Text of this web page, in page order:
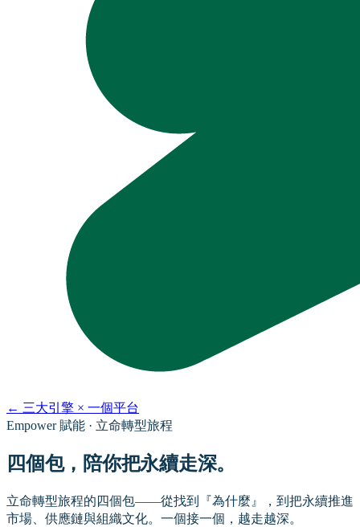
← 三大引擎 × 一個平台
Empower 賦能 · 立命轉型旅程
四個包，陪你把永續走深。
立命轉型旅程的四個包——從找到『為什麼』，到把永續推進
市場、供應鏈與組織文化。一個接一個，越走越深。